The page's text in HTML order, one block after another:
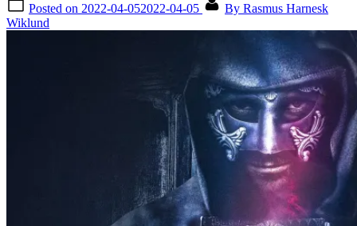
Posted on 2022-04-052022-04-05 By Rasmus Harnesk
Wiklund